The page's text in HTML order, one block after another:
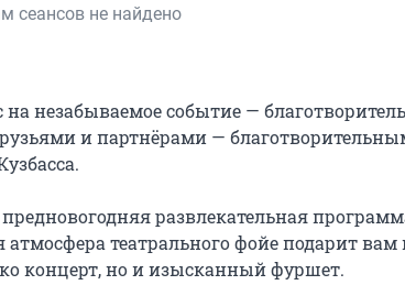
сеансов не найдено
незабываемое событие —
и партнёрами —
развлекательная
театрального фойе подарит
концерт, но и изысканный фуршет.